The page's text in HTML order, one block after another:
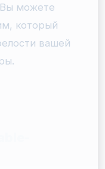
можете
который
вашей